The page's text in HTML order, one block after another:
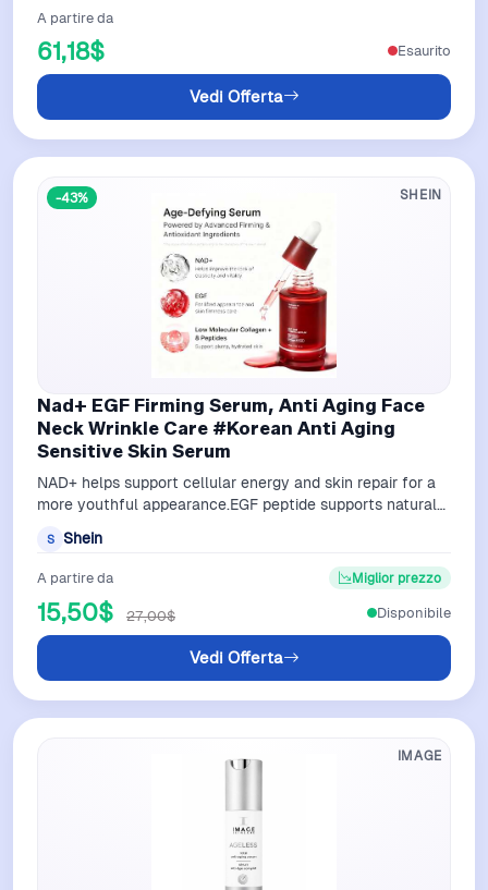
A partire da
61,18$
Vedi Offerta
Esaurito
-43% SHEIN
Nad+ EGF Firming Serum, Anti Aging Face
Neck Wrinkle Care #Korean Anti Aging
Sensitive Skin Serum
NAD+ helps support cellular energy and skin repair for a
more youthful appearance.EGF peptide supports natural
S Shein
A partire da
15,50$ 27,00$
Miglior prezzo
Vedi Offerta
Disponibile
IMAGE